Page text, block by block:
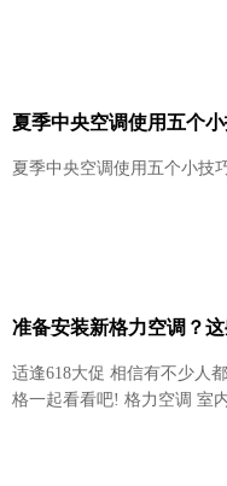
夏季中央空调使用五个
夏季中央空调使用五个小技
准备安装新格力空调？
适逢618大促 相信有不少人
格一起看看吧! 格力空调 室